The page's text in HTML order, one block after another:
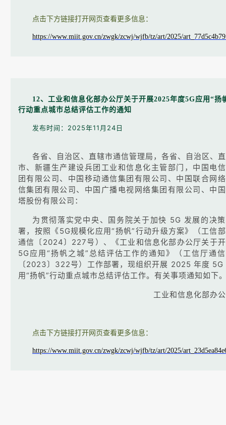
点击下方链接打开网页查看更多信息：
https://www.miit.gov.cn/zwgk/zcwj/wjfb/tz/art/2025/
12、工业和信息化部办公厅关于开展2025年度5G应用“扬
行动重点城市总结评估工作的通知
发布时间：2025年11月24日
各省、自治区、直辖市通信管理局，各省、自治区、
市、新疆生产建设兵团工业和信息化主管部门，中国电
团有限公司、中国移动通信集团有限公司、中国联合网
信集团有限公司、中国广播电视网络集团有限公司、中
塔股份有限公司：
为贯彻落实党中央、国务院关于加快 5G 发展的决
署，按照《5G规模化应用“扬帆”行动升级方案》（工信
通信〔2024〕227号）、《工业和信息化部办公厅关于
5G应用“扬帆之城”总结评估工作的通知》（工信厅通
〔2023〕322号）工作部署，现组织开展 2025 年度 5G
用“扬帆”行动重点城市总结评估工作。有关事项通知如下
工业和信息化部办
点击下方链接打开网页查看更多信息：
https://www.miit.gov.cn/zwgk/zcwj/wjfb/tz/art/2025/